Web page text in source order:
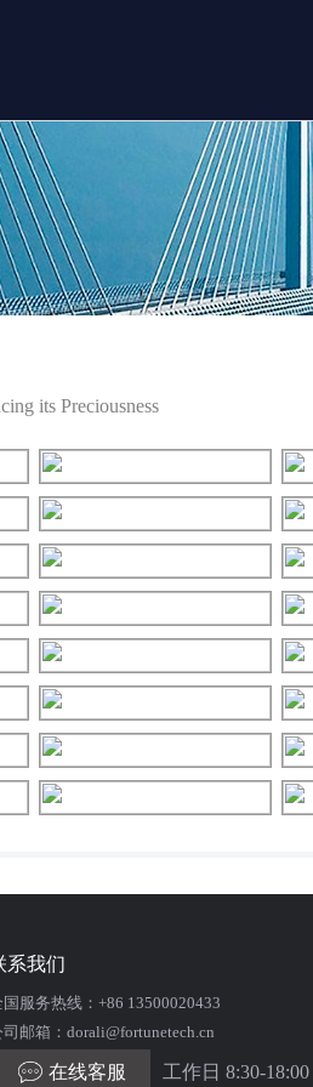
its Preciousness
系我们
国服务热线：+86 13500020433
司邮箱：dorali@fortunetech.cn
在线客服 工作日 8:30-18:00